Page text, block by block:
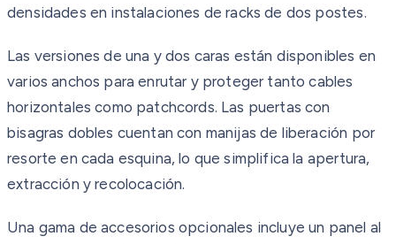
densidades en instalaciones de racks de dos postes.
Las versiones de una y dos caras están disponibles en
varios anchos para enrutar y proteger tanto cables
horizontales como patchcords. Las puertas con
bisagras dobles cuentan con manijas de liberación por
resorte en cada esquina, lo que simplifica la apertura,
extracción y recolocación.
Una gama de accesorios opcionales incluye un panel al